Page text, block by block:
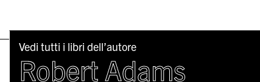
Vedi tutti i libri dell’autore
Robert Adams